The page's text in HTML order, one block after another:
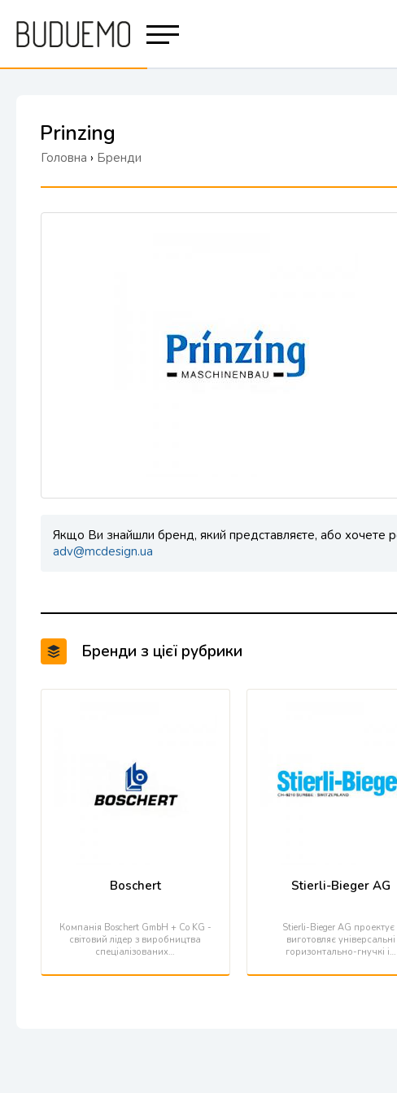
Prinzing
Головна › Бренди
Якщо Ви знайшли бренд, який представляєте, або хочете
adv@mcdesign.ua
Бренди з цієї рубрики
Boschert
Компанія Boschert GmbH + Co KG -
світовий лідер з виробництва
спеціалізованих…
Stierli-Bieger AG
Stierli-Bieger AG проектує
виготовляє універсальні
горизонтально-гнучкі і…